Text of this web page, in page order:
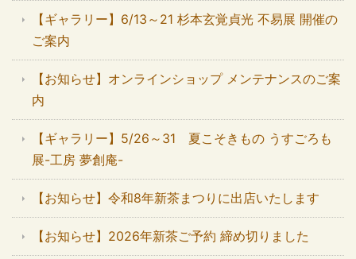
【ギャラリー】6/13～21 杉本玄覚貞光 不易展 開催の
ご案内
【お知らせ】オンラインショップ メンテナンスのご案
内
【ギャラリー】5/26～31 夏こそきもの うすごろも
展-工房 夢創庵-
【お知らせ】令和8年新茶まつりに出店いたします
【お知らせ】2026年新茶ご予約 締め切りました